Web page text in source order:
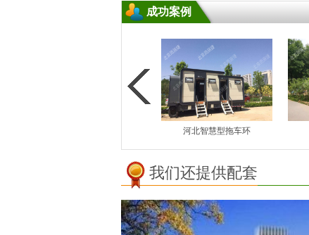
成功案例
河北智慧型拖车环
我们还提供配套